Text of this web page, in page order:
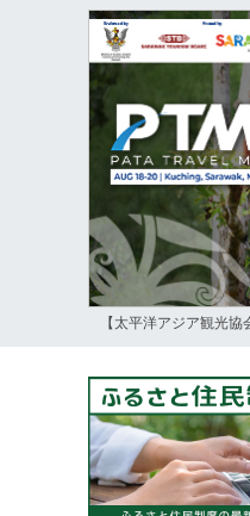
【太平洋アジア観光協